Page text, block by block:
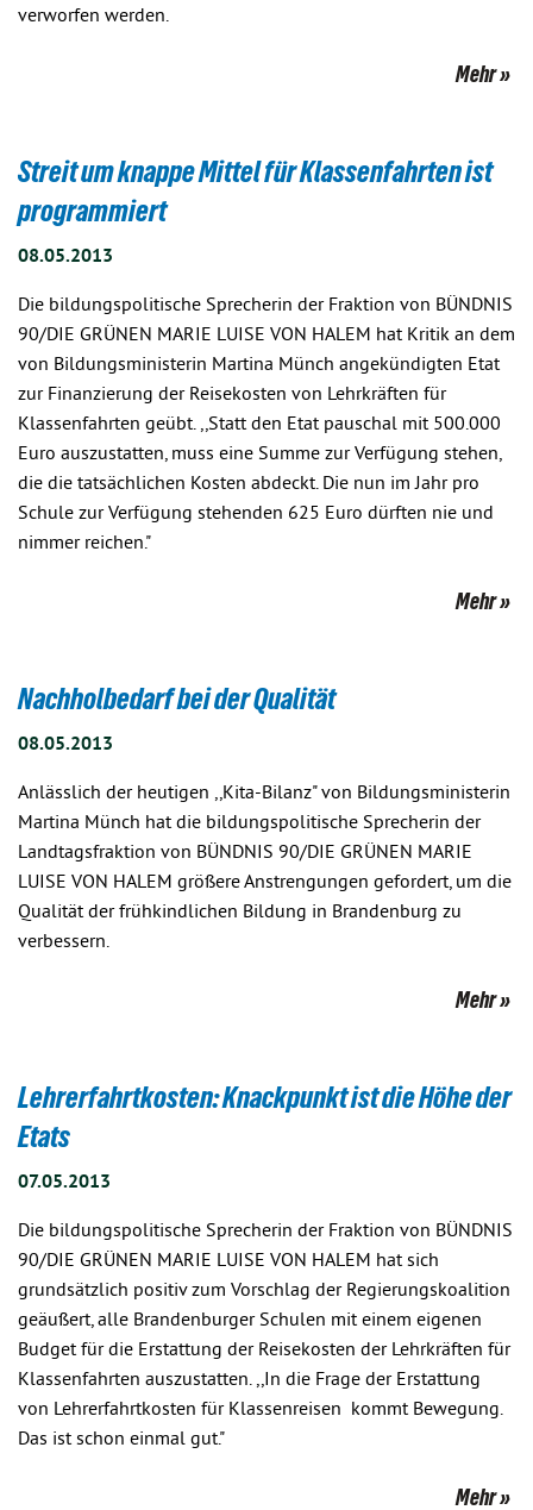
verworfen werden.
Mehr
Streit um knappe Mittel für Klassenfahrten ist
programmiert
08.05.2013
Die bildungspolitische Sprecherin der Fraktion von BÜNDNIS
90/DIE GRÜNEN MARIE LUISE VON HALEM hat Kritik an dem
von Bildungsministerin Martina Münch angekündigten Etat
zur Finanzierung der Reisekosten von Lehrkräften für
Klassenfahrten geübt. ,,Statt den Etat pauschal mit 500.000
Euro auszustatten, muss eine Summe zur Verfügung stehen,
die die tatsächlichen Kosten abdeckt. Die nun im Jahr pro
Schule zur Verfügung stehenden 625 Euro dürften nie und
nimmer reichen."
Mehr
Nachholbedarf bei der Qualität
08.05.2013
Anlässlich der heutigen ,,Kita-Bilanz" von Bildungsministerin
Martina Münch hat die bildungspolitische Sprecherin der
Landtagsfraktion von BÜNDNIS 90/DIE GRÜNEN MARIE
LUISE VON HALEM größere Anstrengungen gefordert, um die
Qualität der frühkindlichen Bildung in Brandenburg zu
verbessern.
Mehr
Lehrerfahrtkosten: Knackpunkt ist die Höhe der
Etats
07.05.2013
Die bildungspolitische Sprecherin der Fraktion von BÜNDNIS
90/DIE GRÜNEN MARIE LUISE VON HALEM hat sich
grundsätzlich positiv zum Vorschlag der Regierungskoalition
geäußert, alle Brandenburger Schulen mit einem eigenen
Budget für die Erstattung der Reisekosten der Lehrkräften für
Klassenfahrten auszustatten. ,,In die Frage der Erstattung
von Lehrerfahrtkosten für Klassenreisen kommt Bewegung.
Das ist schon einmal gut."
Mehr